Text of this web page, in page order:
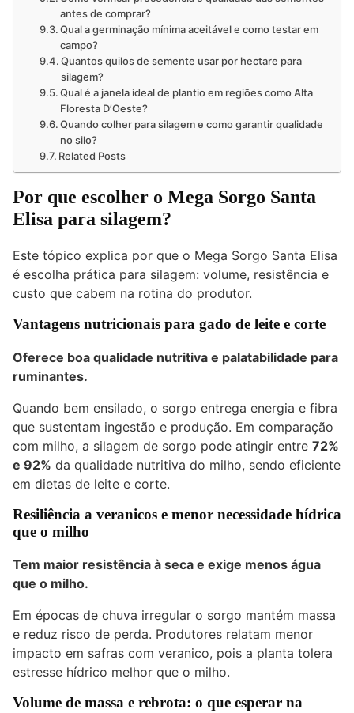
antes de comprar?
Qual a germinação mínima aceitável e como testar em
campo?
Quantos quilos de semente usar por hectare para
silagem?
Qual é a janela ideal de plantio em regiões como Alta
Floresta D’Oeste?
Quando colher para silagem e como garantir qualidade
no silo?
Related Posts
Por que escolher o Mega Sorgo Santa
Elisa para silagem?
Este tópico explica por que o Mega Sorgo Santa Elisa
é escolha prática para silagem: volume, resistência e
custo que cabem na rotina do produtor.
Vantagens nutricionais para gado de leite e corte
Oferece boa qualidade nutritiva e palatabilidade para
ruminantes.
Quando bem ensilado, o sorgo entrega energia e fibra
que sustentam ingestão e produção. Em comparação
com milho, a silagem de sorgo pode atingir entre 72%
e 92% da qualidade nutritiva do milho, sendo eficiente
em dietas de leite e corte.
Resiliência a veranicos e menor necessidade hídrica
que o milho
Tem maior resistência à seca e exige menos água
que o milho.
Em épocas de chuva irregular o sorgo mantém massa
e reduz risco de perda. Produtores relatam menor
impacto em safras com veranico, pois a planta tolera
estresse hídrico melhor que o milho.
Volume de massa e rebrota: o que esperar na